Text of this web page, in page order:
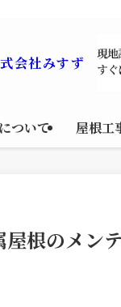
ついて 屋根工
会社みすず
屋根のメン